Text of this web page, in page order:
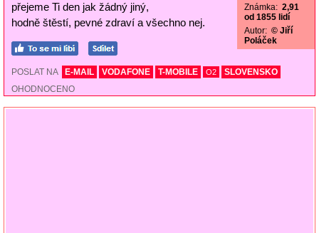
přejeme Ti den jak žádný jiný,
hodně štěstí, pevné zdraví a všechno nej.
Známka: 2,91
od 1855 lidí
Autor: © Jiří
Poláček
POSLAT NA E-MAIL VODAFONE T-MOBILE O2
SLOVENSKO
OHODNOCENO